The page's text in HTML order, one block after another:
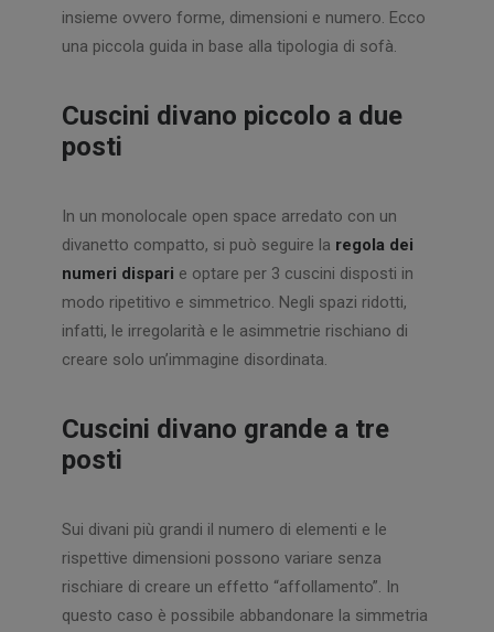
insieme ovvero forme, dimensioni e numero. Ecco
una piccola guida in base alla tipologia di sofà.
Cuscini divano piccolo a due
posti
In un monolocale open space arredato con un
divanetto compatto, si può seguire la regola dei
numeri dispari e optare per 3 cuscini disposti in
modo ripetitivo e simmetrico. Negli spazi ridotti,
infatti, le irregolarità e le asimmetrie rischiano di
creare solo un’immagine disordinata.
Cuscini divano grande a tre
posti
Sui divani più grandi il numero di elementi e le
rispettive dimensioni possono variare senza
rischiare di creare un effetto “affollamento”. In
questo caso è possibile abbandonare la simmetria